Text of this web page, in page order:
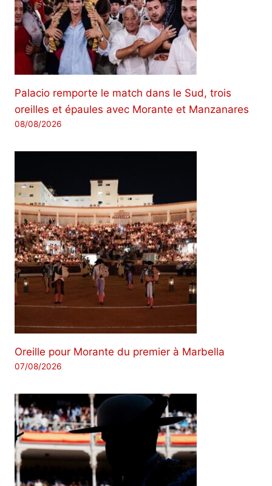
Palacio remporte le match dans le Sud, trois
oreilles et épaules avec Morante et Manzanares
08/08/2026
Oreille pour Morante du premier à Marbella
07/08/2026